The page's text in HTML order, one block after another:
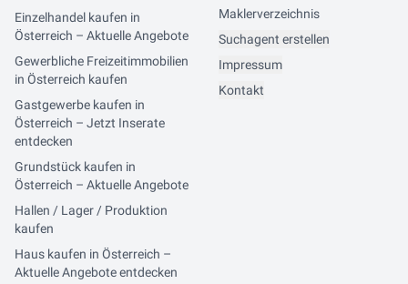
Einzelhandel kaufen in
Österreich – Aktuelle Angebote
Gewerbliche Freizeitimmobilien
in Österreich kaufen
Gastgewerbe kaufen in
Österreich – Jetzt Inserate
entdecken
Grundstück kaufen in
Österreich – Aktuelle Angebote
Hallen / Lager / Produktion
kaufen
Haus kaufen in Österreich –
Aktuelle Angebote entdecken
Maklerverzeichnis
Suchagent erstellen
Impressum
Kontakt